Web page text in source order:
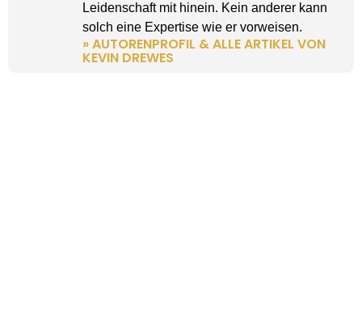
Leidenschaft mit hinein. Kein anderer kann
solch eine Expertise wie er vorweisen.
» AUTORENPROFIL & ALLE ARTIKEL VON
KEVIN DREWES